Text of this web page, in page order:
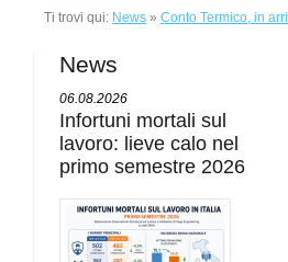
Ti trovi qui: News » Conto Termico, in
News
06.08.2026
Infortuni mortali sul
lavoro: lieve calo nel
primo semestre 2026